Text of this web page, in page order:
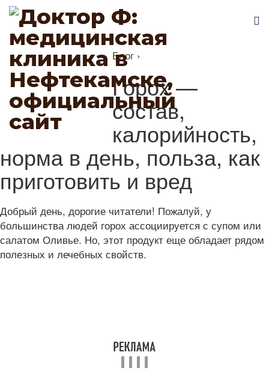
Блог ›
Горох —
состав,
калорийность,
норма в день, польза, как
приготовить и вред
Добрый день, дорогие читатели! Пожалуй, у
большинства людей горох ассоциируется с супом или
салатом Оливье. Но, этот продукт еще обладает рядом
полезных и лечебных свойств.